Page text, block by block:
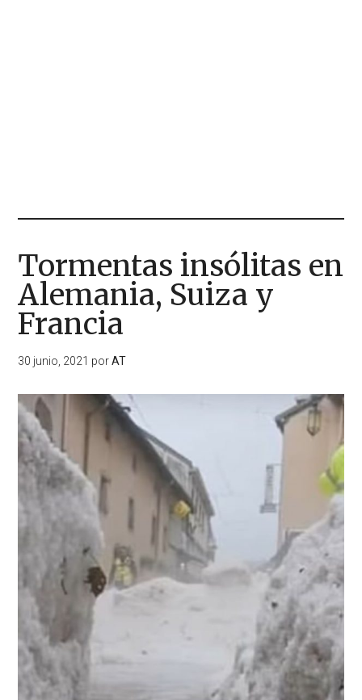
Tormentas insólitas en
Alemania, Suiza y
Francia
30 junio, 2021 porAT